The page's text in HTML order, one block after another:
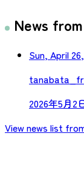
News
Sun, April
2026年5月2
View news list